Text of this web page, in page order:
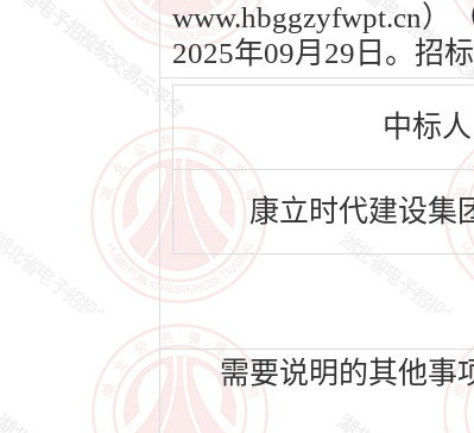
www.hbggzyfwpt.cn）
2025年09月29日。招
中标人
康立时代建设集
需要说明的其他事